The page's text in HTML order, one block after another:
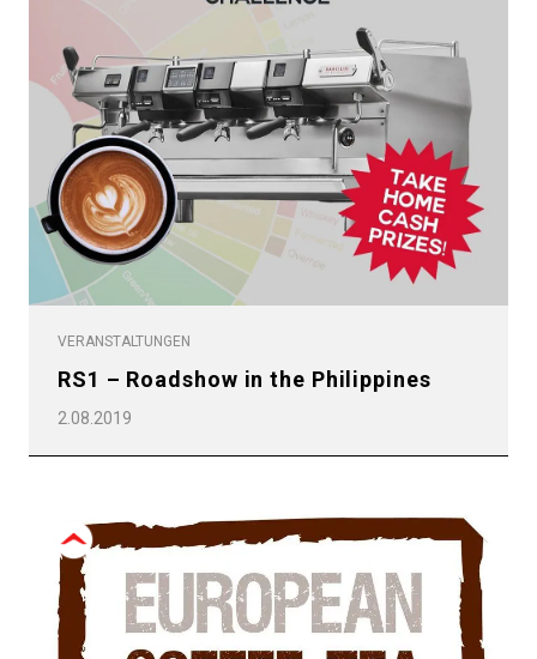
VERANSTALTUNGEN
RS1 – Roadshow in the Philippines
2.08.2019